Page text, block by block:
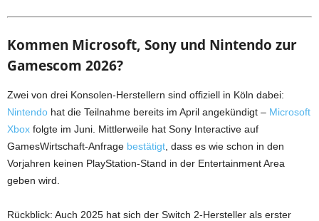
Kommen Microsoft, Sony und Nintendo zur
Gamescom 2026?
Zwei von drei Konsolen-Herstellern sind offiziell in Köln dabei:
Nintendo hat die Teilnahme bereits im April angekündigt – Microsoft
Xbox folgte im Juni. Mittlerweile hat Sony Interactive auf
GamesWirtschaft-Anfrage bestätigt , dass es wie schon in den
Vorjahren keinen PlayStation-Stand in der Entertainment Area
geben wird.
Rückblick: Auch 2025 hat sich der Switch 2-Hersteller als erster